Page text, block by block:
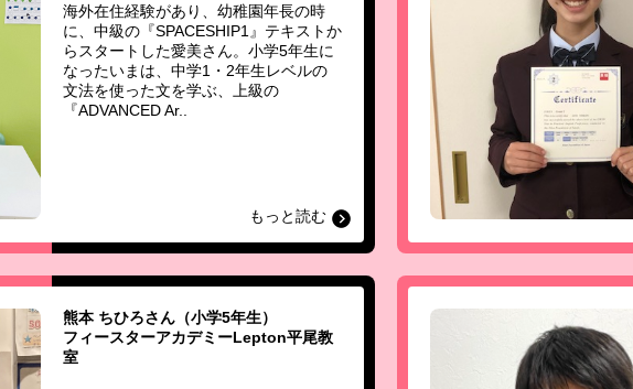
海外在住経験があり、幼稚園年長の時
に、中級の『SPACESHIP1』テキストか
らスタートした愛美さん。小学5年生に
なったいまは、中学1・2年生レベルの
文法を使った文を学ぶ、上級の
『ADVANCED Ar..
もっと読む
熊本 ちひろさん（小学5年生）
フィースターアカデミーLepton平尾教
室